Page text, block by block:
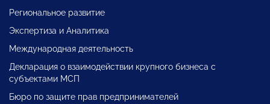
Региональное развитие
Экспертиза и Аналитика
Международная деятельность
Декларация о взаимодействии крупного бизнеса с
субъектами МСП
Бюро по защите прав предпринимателей